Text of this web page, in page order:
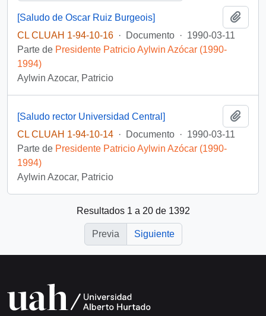
[Saludo de Oscar Ruiz Burgeois]
CL CLUAH 1-94-10-16 · Documento · 1990-03-11
Parte de Presidente Patricio Aylwin Azócar (1990-
1994)
Aylwin Azocar, Patricio
[Saludo rector Universidad Central]
CL CLUAH 1-94-10-14 · Documento · 1990-03-11
Parte de Presidente Patricio Aylwin Azócar (1990-
1994)
Aylwin Azocar, Patricio
Resultados 1 a 20 de 1392
Previa Siguiente